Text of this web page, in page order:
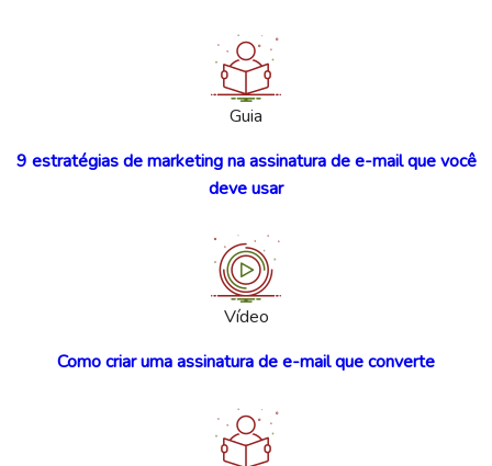
Guia
9 estratégias de marketing na assinatura de e-mail que você
deve usar
Vídeo
Como criar uma assinatura de e-mail que converte